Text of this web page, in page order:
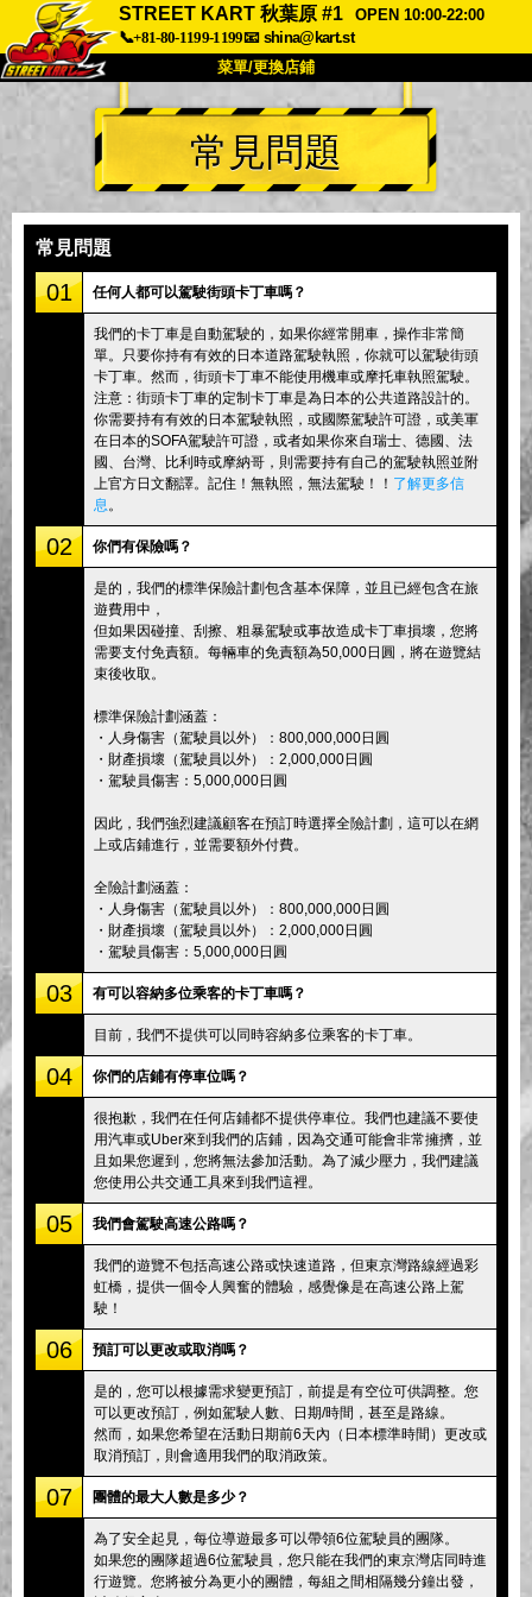
STREET KART 秋葉原 #1
OPEN 10:00-22:00
📞+81-80-1199-1199📧 shina@kart.st
菜單/更換店鋪
首頁
關於 規格 價格
公司
更換店鋪
東京品川 #1 東京秋葉原#1
東京秋葉原#2 東京澀谷
東京澀谷附屬 東京灣
東京淺草 大阪
沖繩
常見問題
常見問題
01 任何人都可以駕駛街頭卡丁車嗎？
我們的卡丁車是自動駕駛的，如果你經常開車，操作非常簡
單。只要你持有有效的日本道路駕駛執照，你就可以駕駛街頭
卡丁車。然而，街頭卡丁車不能使用機車或摩托車執照駕駛。
注意：街頭卡丁車的定制卡丁車是為日本的公共道路設計的。
你需要持有有效的日本駕駛執照，或國際駕駛許可證，或美軍
在日本的SOFA駕駛許可證，或者如果你來自瑞士、德國、法
國、台灣、比利時或摩納哥，則需要持有自己的駕駛執照並附
上官方日文翻譯。記住！無執照，無法駕駛！！ 了解更多信
息 。
02 你們有保險嗎？
是的，我們的標準保險計劃包含基本保障，並且已經包含在旅
遊費用中，
但如果因碰撞、刮擦、粗暴駕駛或事故造成卡丁車損壞，您將
需要支付免責額。每輛車的免責額為50,000日圓，將在遊覽結
束後收取。
標準保險計劃涵蓋：
・人身傷害（駕駛員以外）：800,000,000日圓
・財產損壞（駕駛員以外）：2,000,000日圓
・駕駛員傷害：5,000,000日圓
因此，我們強烈建議顧客在預訂時選擇全險計劃，這可以在網
上或店鋪進行，並需要額外付費。
全險計劃涵蓋：
・人身傷害（駕駛員以外）：800,000,000日圓
・財產損壞（駕駛員以外）：2,000,000日圓
・駕駛員傷害：5,000,000日圓
03 有可以容納多位乘客的卡丁車嗎？
目前，我們不提供可以同時容納多位乘客的卡丁車。
04 你們的店鋪有停車位嗎？
很抱歉，我們在任何店鋪都不提供停車位。我們也建議不要使
用汽車或Uber來到我們的店鋪，因為交通可能會非常擁擠，並
且如果您遲到，您將無法參加活動。為了減少壓力，我們建議
您使用公共交通工具來到我們這裡。
05 我們會駕駛高速公路嗎？
我們的遊覽不包括高速公路或快速道路，但東京灣路線經過彩
虹橋，提供一個令人興奮的體驗，感覺像是在高速公路上駕
駛！
06 預訂可以更改或取消嗎？
是的，您可以根據需求變更預訂，前提是有空位可供調整。您
可以更改預訂，例如駕駛人數、日期/時間，甚至是路線。
然而，如果您希望在活動日期前6天內（日本標準時間）更改或
取消預訂，則會適用我們的取消政策。
07 團體的最大人數是多少？
為了安全起見，每位導遊最多可以帶領6位駕駛員的團隊。
如果您的團隊超過6位駕駛員，您只能在我們的東京灣店同時進
行遊覽。您將被分為更小的團體，每組之間相隔幾分鐘出發，